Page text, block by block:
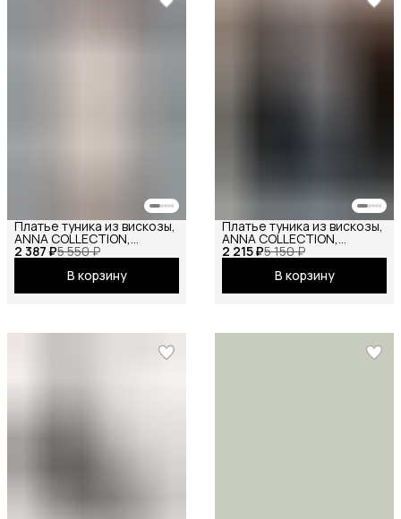
2 387 ₽5 550 ₽
Платье туника из вискозы,
ANNA COLLECTION,
вечернее праздничное
повседневное офисное
В корзину
2 215 ₽5 150 ₽
Платье туника из вискозы,
ANNA COLLECTION,
вечернее праздничное
повседневное офисное
В корзину